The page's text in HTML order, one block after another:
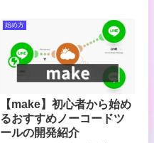
始め方
【make】初心者から始め
るおすすめノーコードツ
ールの開発紹介